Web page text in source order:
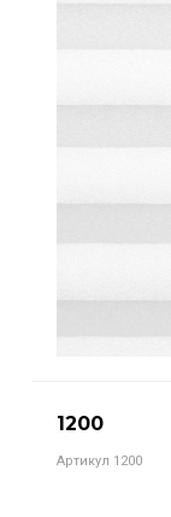
1200
Артикул 1200